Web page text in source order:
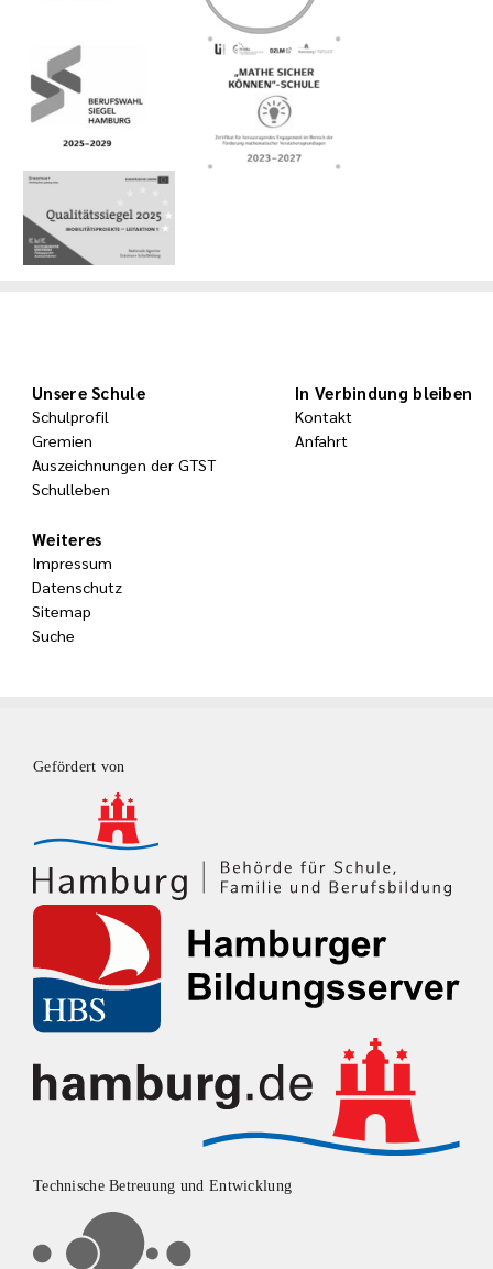
Unsere Schule
Schulprofil
Gremien
Auszeichnungen der GTST
Schulleben
In Verbindung bleiben
Kontakt
Anfahrt
Weiteres
Impressum
Datenschutz
Sitemap
Suche
Gefördert von
Technische Betreuung und Entwicklung